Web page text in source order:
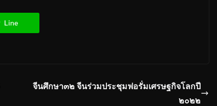
Line
จีนศึกษา๓๒ จีนร่วมประชุมฟอรั่มเศรษฐกิจโลกปี
๒๐๒๒